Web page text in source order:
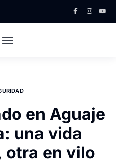
en Aguaje
una vida
otra en vilo